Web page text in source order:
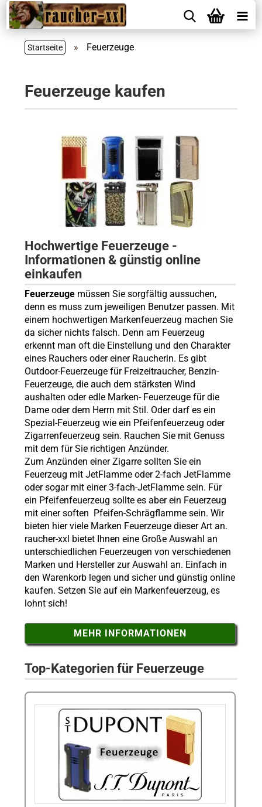
Startseite » Feuerzeuge
Feuerzeuge kaufen
Hochwertige Feuerzeuge -
Informationen & günstig online
einkaufen
Feuerzeugemüssen Sie sorgfältig aussuchen,
denn es muss zum jeweiligen Benutzer passen. Mit
einem hochwertigen Markenfeuerzeug machen Sie
da sicher nichts falsch. Denn am Feuerzeug
erkennt man oft die Einstellung und den Charakter
eines Rauchers oder einer Raucherin. Es gibt
Outdoor-Feuerzeuge für Freizeitraucher, Benzin-
Feuerzeuge, die auch dem stärksten Wind
aushalten oder edle Marken- Feuerzeuge für die
Dame oder dem Herrn mit Stil. Oder darf es ein
Spezial-Feuerzeug wie ein Pfeifenfeuerzeug oder
Zigarrenfeuerzeug sein. Rauchen Sie mit Genuss
mit dem für Sie richtigen Anzünder.
Zum Anzünden einer Zigarre sollten Sie ein
Feuerzeug mit JetFlamme oder 2-fach JetFlamme
oder sogar mit einer 3-fach-JetFlamme sein. Für
ein Pfeifenfeuerzeug sollte es aber ein Feuerzeug
mit einer soften Pfeifen-Schrägflamme sein. Wir
bieten hier viele Marken Feuerzeuge dieser Art an.
raucher-xxl bietet Ihnen eine Große Auswahl an
unterschiedlichen Feuerzeugen von verschiedenen
Marken und Hersteller zur Auswahl an. Einfach in
den Warenkorb legen und sicher und günstig online
kaufen. Setzen Sie auf ein Markenfeuerzeug, es
lohnt sich!
MEHR INFORMATIONEN
Top-Kategorien für Feuerzeuge